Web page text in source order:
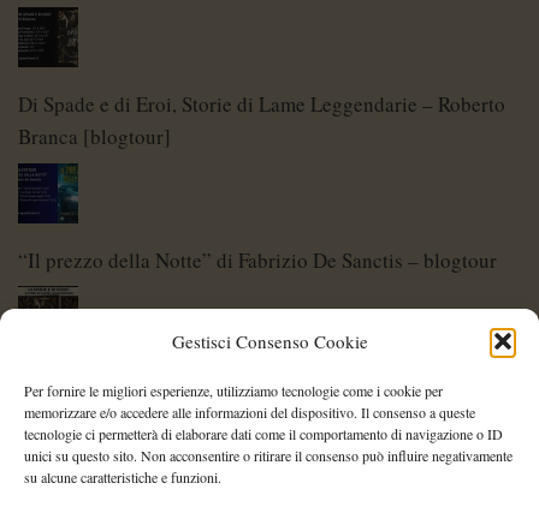
Gestisci Consenso Cookie
Per fornire le migliori esperienze, utilizziamo tecnologie come i cookie per
memorizzare e/o accedere alle informazioni del dispositivo. Il consenso a queste
tecnologie ci permetterà di elaborare dati come il comportamento di navigazione o ID
unici su questo sito. Non acconsentire o ritirare il consenso può influire negativamente
su alcune caratteristiche e funzioni.
Di Spade e di Eroi, Storie di Lame Leggendarie – Roberto
Branca [blogtour]
“Il prezzo della Notte” di Fabrizio De Sanctis – blogtour
Di Spade e di Eroi – Storie di Lame Leggendarie